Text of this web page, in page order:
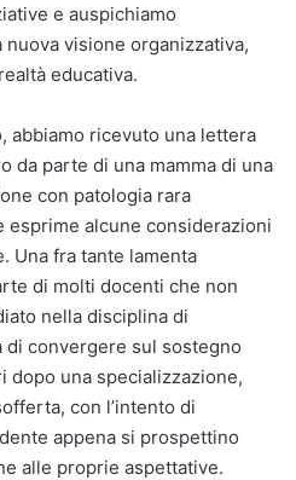
e auspichiamo
visione organizzativa,
educativa.
abbiamo ricevuto una lettera
da parte di una mamma di una
con patologia rara
esprime alcune considerazioni
Una fra tante lamenta
di molti docenti che non
nella disciplina di
convergere sul sostegno
dopo una specializzazione,
con l’intento di
appena si prospettino
alle proprie aspettative.